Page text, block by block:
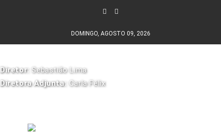
DOMINGO, AGOSTO 09, 2026
Diretor: Sebastião Lima
Diretora Adjunta: Carla Félix